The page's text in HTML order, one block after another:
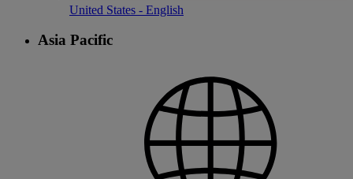
United States - English
Asia Pacific